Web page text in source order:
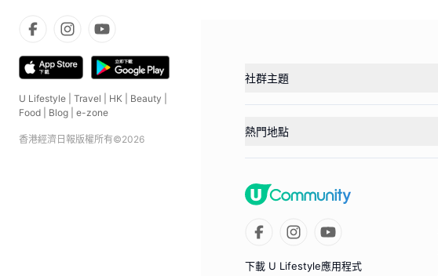
U Lifestyle Travel HK Beauty
Food
Blog e-zone
香港經濟日報版權所有©2026
社群主題
熱門地點
下載 U Lifestyle應用程式